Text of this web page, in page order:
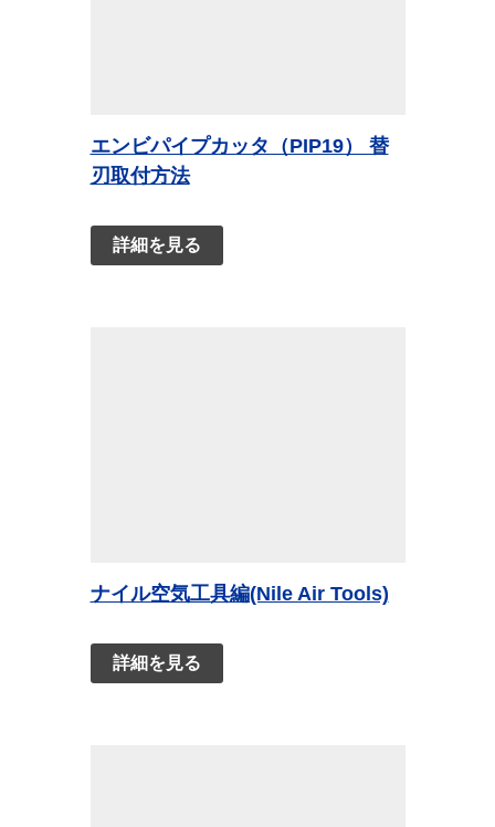
エンビパイプカッタ（PIP19） 替
刃取付方法
詳細を見る
ナイル空気工具編(Nile Air Tools)
詳細を見る